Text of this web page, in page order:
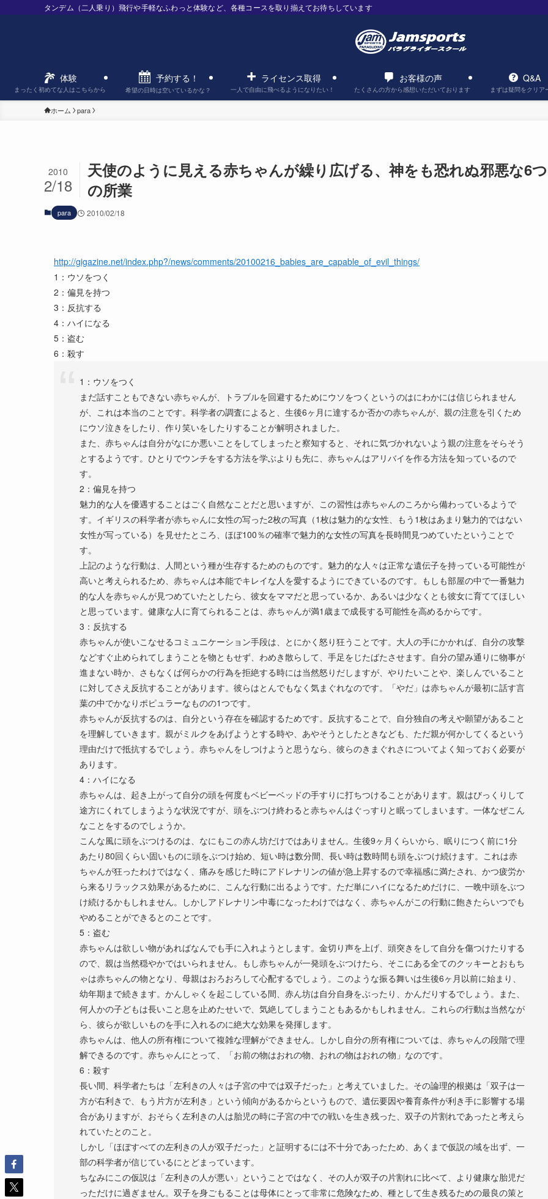
タンデム（二人乗り）飛行や手軽なふわっと体験など、各種コースを取り揃えてお待ちしています
体験
まったく初めてな人はこちらから
予約する！
希望の日時は空いているかな？
ライセンス取得
一人で自由に飛べるようになりたい！
お客様の声
たくさんの方から感想いただいております
Q&A
まずは疑問をクリア
ホーム para
天使のように見える赤ちゃんが繰り広げる、神をも恐れぬ邪悪な6つ
の所業
2010
2/18
para 2010/02/18
http://gigazine.net/index.php?/news/comments/20100216_babies_are_capable_of_evil_things/
1：ウソをつく
2：偏見を持つ
3：反抗する
4：ハイになる
5：盗む
6：殺す
1：ウソをつく
まだ話すこともできない赤ちゃんが、トラブルを回避するためにウソをつくというのはにわかには信じられません
が、これは本当のことです。科学者の調査によると、生後6ヶ月に達するか否かの赤ちゃんが、親の注意を引くため
にウソ泣きをしたり、作り笑いをしたりすることが解明されました。
また、赤ちゃんは自分がなにか悪いことをしてしまったと察知すると、それに気づかれないよう親の注意をそらそう
とするようです。ひとりでウンチをする方法を学ぶよりも先に、赤ちゃんはアリバイを作る方法を知っているので
す。
2：偏見を持つ
魅力的な人を優遇することはごく自然なことだと思いますが、この習性は赤ちゃんのころから備わっているようで
す。イギリスの科学者が赤ちゃんに女性の写った2枚の写真（1枚は魅力的な女性、もう1枚はあまり魅力的ではない
女性が写っている）を見せたところ、ほぼ100％の確率で魅力的な女性の写真を長時間見つめていたということで
す。
上記のような行動は、人間という種が生存するためのものです。魅力的な人々は正常な遺伝子を持っている可能性が
高いと考えられるため、赤ちゃんは本能でキレイな人を愛するようにできているのです。もしも部屋の中で一番魅力
的な人を赤ちゃんが見つめていたとしたら、彼女をママだと思っているか、あるいは少なくとも彼女に育ててほしい
と思っています。健康な人に育てられることは、赤ちゃんが満1歳まで成長する可能性を高めるからです。
3：反抗する
赤ちゃんが使いこなせるコミュニケーション手段は、とにかく怒り狂うことです。大人の手にかかれば、自分の攻撃
などすぐ止められてしまうことを物ともせず、わめき散らして、手足をじたばたさせます。自分の望み通りに物事が
進まない時か、さもなくば何らかの行為を拒絶する時には当然怒りだしますが、やりたいことや、楽しんでいること
に対してさえ反抗することがあります。彼らはとんでもなく気まぐれなのです。「やだ」は赤ちゃんが最初に話す言
葉の中でかなりポピュラーなものの1つです。
赤ちゃんが反抗するのは、自分という存在を確認するためです。反抗することで、自分独自の考えや願望があること
を理解していきます。親がミルクをあげようとする時や、あやそうとしたときなども、ただ親が何かしてくるという
理由だけで抵抗するでしょう。赤ちゃんをしつけようと思うなら、彼らのきまぐれさについてよく知っておく必要が
あります。
4：ハイになる
赤ちゃんは、起き上がって自分の頭を何度もベビーベッドの手すりに打ちつけることがあります。親はびっくりして
途方にくれてしまうような状況ですが、頭をぶつけ終わると赤ちゃんはぐっすりと眠ってしまいます。一体なぜこん
なことをするのでしょうか。
こんな風に頭をぶつけるのは、なにもこの赤ん坊だけではありません。生後9ヶ月くらいから、眠りにつく前に1分
あたり80回くらい固いものに頭をぶつけ始め、短い時は数分間、長い時は数時間も頭をぶつけ続けます。これは赤
ちゃんが狂ったわけではなく、痛みを感じた時にアドレナリンの値が急上昇するので幸福感に満たされ、かつ疲労か
ら来るリラックス効果があるために、こんな行動に出るようです。ただ単にハイになるためだけに、一晩中頭をぶつ
け続けるかもしれません。しかしアドレナリン中毒になったわけではなく、赤ちゃんがこの行動に飽きたらいつでも
やめることができるとのことです。
5：盗む
赤ちゃんは欲しい物があればなんでも手に入れようとします。金切り声を上げ、頭突きをして自分を傷つけたりする
ので、親は当然穏やかではいられません。もし赤ちゃんが一発頭をぶつけたら、そこにある全てのクッキーとおもち
ゃは赤ちゃんの物となり、母親はおろおろして心配するでしょう。このような振る舞いは生後6ヶ月以前に始まり、
幼年期まで続きます。かんしゃくを起こしている間、赤ん坊は自分自身をぶったり、かんだりするでしょう。また、
何人かの子どもは長いこと息を止めたせいで、気絶してしまうこともあるかもしれません。これらの行動は当然なが
ら、彼らが欲しいものを手に入れるのに絶大な効果を発揮します。
赤ちゃんは、他人の所有権について複雑な理解ができません。しかし自分の所有権については、赤ちゃんの段階で理
解できるのです。赤ちゃんにとって、「お前の物はおれの物、おれの物はおれの物」なのです。
6：殺す
長い間、科学者たちは「左利きの人々は子宮の中では双子だった」と考えていました。その論理的根拠は「双子は一
方が右利きで、もう片方が左利き」という傾向があるからというもので、遺伝要因や養育条件が利き手に影響する場
合がありますが、おそらく左利きの人は胎児の時に子宮の中での戦いを生き残った、双子の片割れであったと考えら
れていたとのこと。
しかし「ほぼすべての左利きの人が双子だった」と証明するには不十分であったため、あくまで仮説の域を出ず、一
部の科学者が信じているにとどまっています。
ちなみにこの仮説は「左利きの人が悪い」ということではなく、その人が双子の片割れに比べて、より健康な胎児だ
っただけに過ぎません。双子を身ごもることは母体にとって非常に危険なため、種として生き残るための最良の策と